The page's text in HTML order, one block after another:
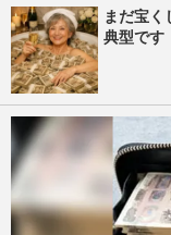
まだ宝く
典型です